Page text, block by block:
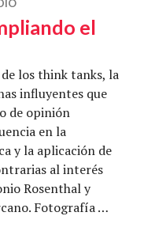
el
los think tanks, la
influyentes que
de opinión
en la
y la aplicación de
al interés
Rosenthal y
Fotografía …
Ampliando el debate